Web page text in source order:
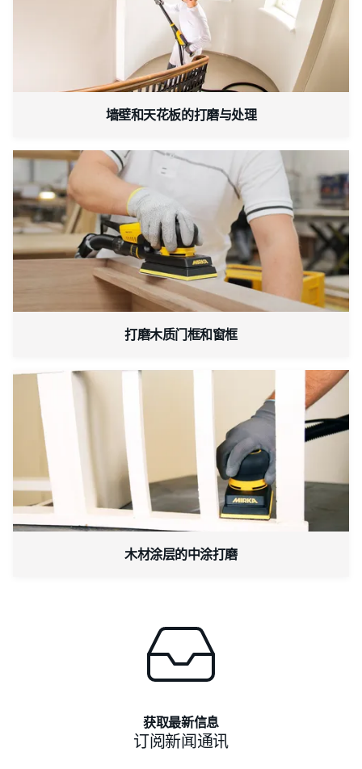
墙壁和天花板的打磨与处理
打磨木质门框和窗框
木材涂层的中涂打磨
获取最新信息
订阅新闻通讯